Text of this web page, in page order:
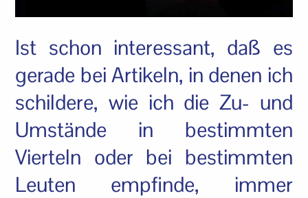
Ist schon interessant, daß es
gerade bei Artikeln, in denen ich
schildere, wie ich die Zu- und
Umstände in bestimmten
Vierteln oder bei bestimmten
Leuten empfinde, immer